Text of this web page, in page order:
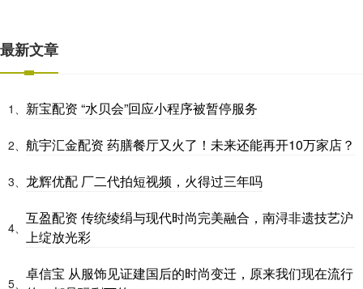
最新文章
1、 新宝配资 “水贝会”回应小程序被暂停服务
2、 航宇汇金配资 药膳餐厅又火了！未来还能再开10万家店？
3、 龙辉优配 厂二代拍短视频，火得过三年吗
4、
互盈配资 传统绫绢与现代时尚完美融合，南浔非遗技艺沪
上绽放光彩
5、
卓信宝 从服饰见证建国后的时尚变迁，原来我们现在流行